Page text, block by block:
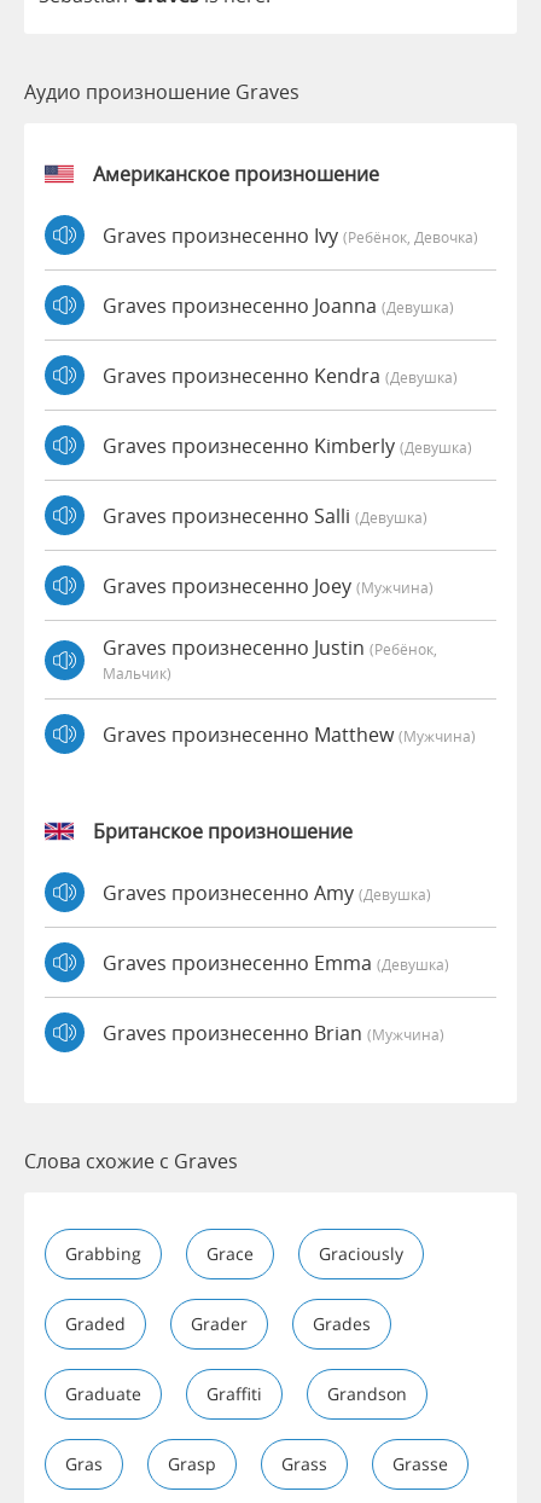
Аудио произношение Graves
Американское произношение
Graves произнесенно Ivy (Ребёнок, Девочка)
Graves произнесенно Joanna (девушка)
Graves произнесенно Kendra (девушка)
Graves произнесенно Kimberly (девушка)
Graves произнесенно Salli (девушка)
Graves произнесенно Joey (мужчина)
Graves произнесенно Justin (Ребёнок,
Мальчик)
Graves произнесенно Matthew(мужчина)
Британское произношение
Graves произнесенно Amy (девушка)
Graves произнесенно Emma (девушка)
Graves произнесенно Brian (мужчина)
Слова схожие с Graves
Grabbing Grace Graciously
Graded Grader Grades
Graduate Graffiti Grandson
Gras Grasp Grass Grasse